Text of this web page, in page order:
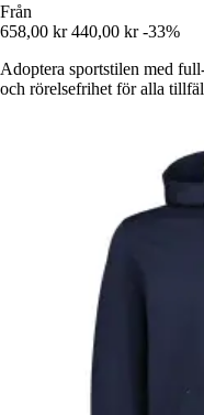
Från
658,00 kr 440,00 kr -33%
Adoptera sportstilen med
och rörelsefrihet för alla